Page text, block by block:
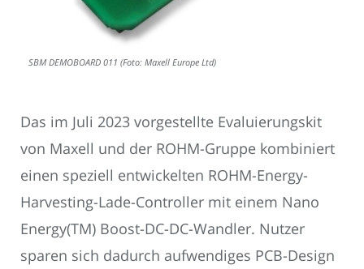
SBM DEMOBOARD 011 (Foto: Maxell Europe Ltd)
Das im Juli 2023 vorgestellte Evaluierungskit
von Maxell und der ROHM-Gruppe kombiniert
einen speziell entwickelten ROHM-Energy-
Harvesting-Lade-Controller mit einem Nano
Energy(TM) Boost-DC-DC-Wandler. Nutzer
sparen sich dadurch aufwendiges PCB-Design